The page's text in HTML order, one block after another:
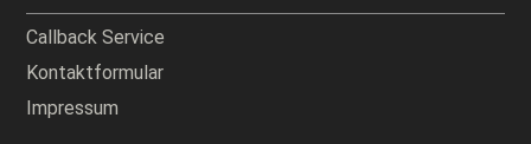
Callback Service
Kontaktformular
Impressum